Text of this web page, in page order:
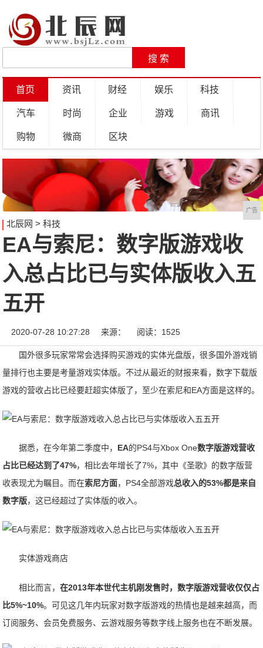
首页 资讯 财经 娱乐 科技
汽车 时尚 企业 游戏 商讯
购物 微商 区块
广告
北辰网 > 科技
EA与索尼：数字版游戏收
入总占比已与实体版收入五
五开
2020-07-28 10:27:28 来源： 阅读：1525
国外很多玩家常常会选择购买游戏的实体光盘版，很多国外游戏销
量排行也主要是考量游戏实体版。不过从最近的财报来看，数字下载版
游戏的营收占比已经要赶超实体版了，至少在索尼和EA方面是这样的。
据悉，在今年第二季度中， EA的PS4与Xbox One数字版游戏营收
占比已经达到了47%，相比去年增长了7%，其中《圣歌》的数字版营
收表现尤为瞩目。而在索尼方面，PS4全部游戏总收入的53%都是来自
数字版，这已经超过了实体版的收入。
实体游戏商店
相比而言，在2013年本世代主机刚发售时，数字版游戏营收仅仅占
比5%~10%。可见这几年内玩家对数字版游戏的热情也是越来越高，而
订阅服务、会员免费服务、云游戏服务等数字线上服务也在不断发展。